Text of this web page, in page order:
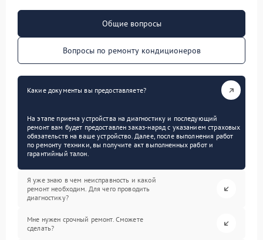
Общие вопросы
Вопросы по ремонту кондиционеров
Какие документы вы предоставляете?
На этапе приема устройства на диагностику и последующий
ремонт вам будет предоставлен заказ-наряд с указанием страховых
обязательств на ваше устройство. Далее, после выполнения работ
по ремонту техники, вы получите акт выполненных работ и
гарантийный талон.
Я уже знаю в чем неисправность и какой
ремонт необходим. Для чего проводить
диагностику?
Мне нужен срочный ремонт. Сможете
сделать?